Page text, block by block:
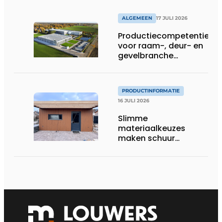
ALGEMEEN 17 JULI 2026
Productiecompetentie
voor raam-, deur- en
gevelbranche
PRODUCTINFORMATIE
16 JULI 2026
Slimme
materiaalkeuzes
maken schuur